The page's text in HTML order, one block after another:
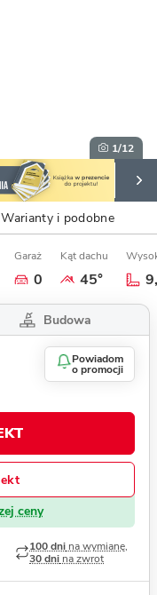
1/12
Warianty i podobne
Garaż
0
Kąt dachu
45°
Budowa
Powiadom
o promocji
ceny
100 dni na wymianę,
30 dni na zwrot